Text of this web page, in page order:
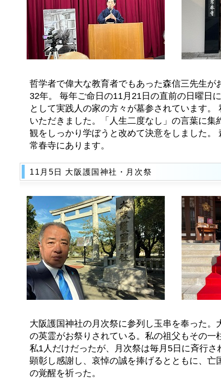
哲学者で偉大な教育者でもあった森信三先生が
32年。 毎年ご命日の11月21日の直前の日曜日
として実践人の家の方々が墓参されています。
いただきました。「人生二度なし」の言葉に集
観をしっかり学ぼうと改めて決意をしました。
常春寺にあります。
11月5日 大阪護国神社・月次祭
大阪護国神社の月次祭に参列し玉串を奉った。
の英霊がお祭りされている。私の祖父もその一
私1人だけだったが、月次祭は毎月5日に斉行
顕彰し感謝し、哀悼の誠を捧げるとともに、亡
の覚醒を祈った。